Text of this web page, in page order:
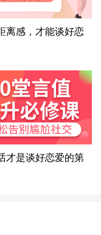
56分钟前
咨询，已获得专属情感
41分钟前
咨询，已获得专属情感
3分钟前
离感，才能谈好恋
才是谈好恋爱的第